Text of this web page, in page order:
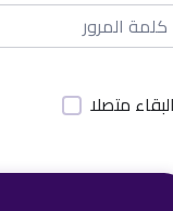
متصلا